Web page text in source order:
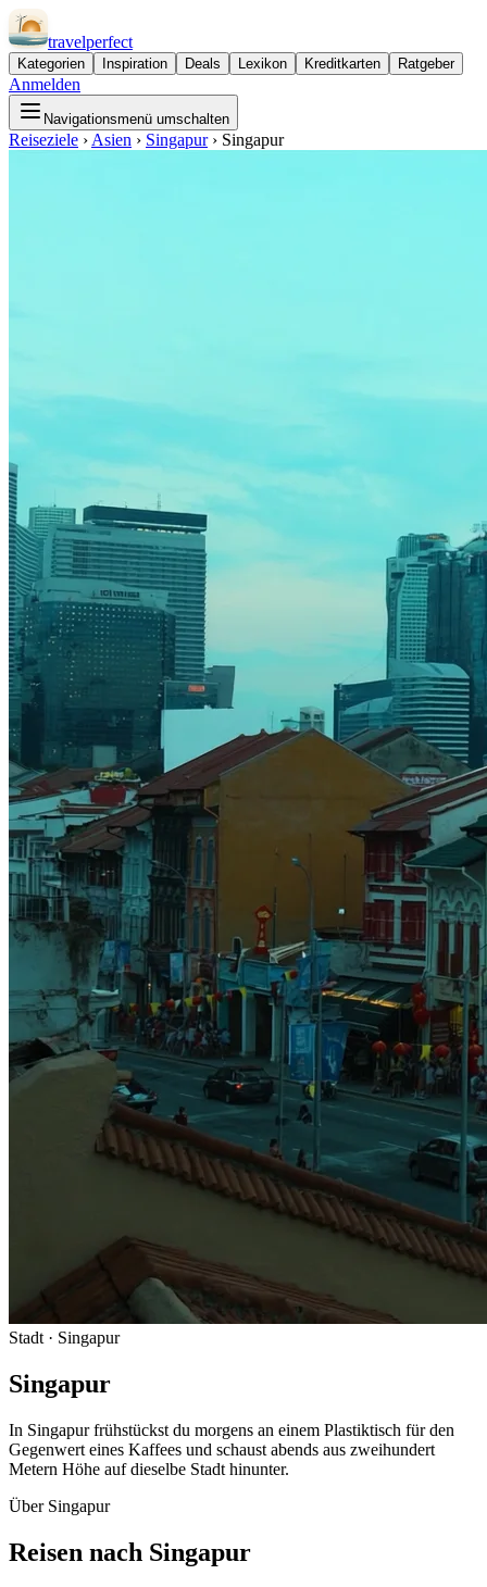
travelperfect
Kategorien Inspiration Deals Lexikon Kreditkarten Ratgeber
Anmelden
Navigationsmenü umschalten
Reiseziele › Asien › Singapur› Singapur
Stadt · Singapur
Singapur
In Singapur frühstückst du morgens an einem Plastiktisch für den
Gegenwert eines Kaffees und schaust abends aus zweihundert
Metern Höhe auf dieselbe Stadt hinunter.
Über Singapur
Reisen nach Singapur